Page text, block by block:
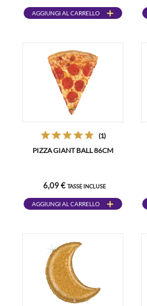
AGGIUNGI AL CARRELLO
(1)
PIZZA GIANT BALL 86CM
6,09 € TASSE INCLUSE
AGGIUNGI AL CARRELLO